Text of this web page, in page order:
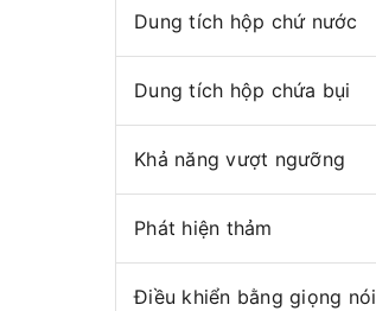
Dung tích hộp chứ nước
Dung tích hộp chứa bụi
Khả năng vượt ngưỡng
Phát hiện thảm
Điều khiển bằng giọng nói